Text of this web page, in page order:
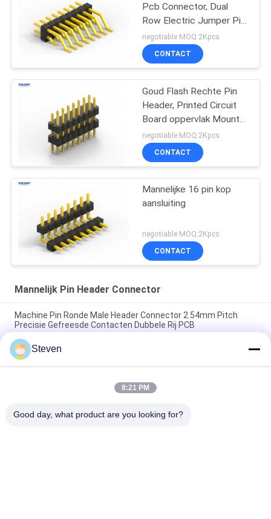
Pcb Connector, Dual
Row Electric Jumper Pin
Header
negotiable MOQ:2Kpcs
CONTACT
Goud Flash Rechte Pin
Header, Printed Circuit
Board oppervlak Mount
Pin Header
negotiable MOQ:2Kpcs
CONTACT
Mannelijke 16 pin kop
aansluiting
negotiable MOQ:2Kpcs
CONTACT
Mannelijk Pin Header Connector
Machine Pin Ronde Male Header Connector 2.54mm Pitch
Precisie Gefreesde Contacten Dubbele Rij PCB
Verhoogde Stapel Dubbele Rij Mannelijke Pin Header
Connector 2.54mm Pitch Verhoogde Hoogte PCB Board
Spacer
Breakaway Snap-Off Single Row Male Pin Header Strip
Steven
8:21 PM
Good day, what product are you looking for?